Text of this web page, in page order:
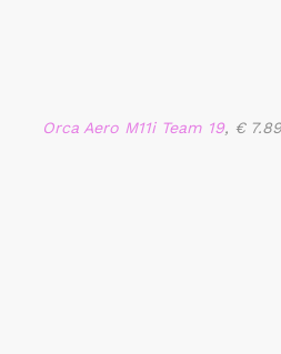
Orca Aero M11i Team 19, €